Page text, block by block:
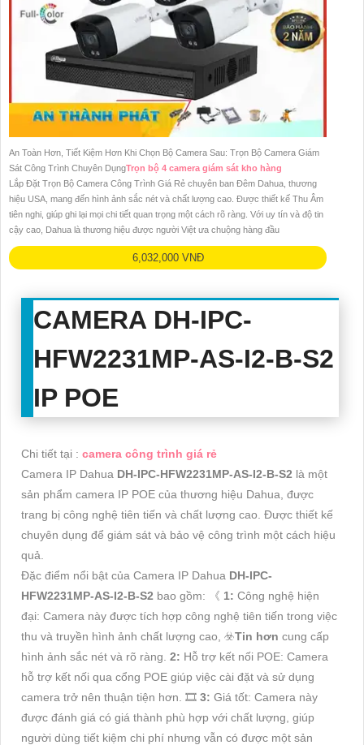
An Toàn Hơn, Tiết Kiệm Hơn Khi Chọn Bộ Camera Sau: Trọn Bộ Camera Giám
Sát Công Trình Chuyên DụngTrọn bộ 4 camera giám sát kho hàng
Lắp Đặt Trọn Bộ Camera Công Trình Giá Rẻ chuyên ban Đêm Dahua, thương
hiệu USA, mang đến hình ảnh sắc nét và chất lượng cao. Được thiết kế Thu Âm
tiên nghi, giúp ghi lại mọi chi tiết quan trọng một cách rõ ràng. Với uy tín và độ tin
cậy cao, Dahua là thương hiệu được người Việt ưa chuộng hàng đầu
6,032,000 VNĐ
CAMERA DH-IPC-
HFW2231MP-AS-I2-B-S2
IP POE
Chi tiết tại : camera công trình giá rẻ
Camera IP Dahua DH-IPC-HFW2231MP-AS-I2-B-S2 là một
sản phẩm camera IP POE của thương hiệu Dahua, được
trang bị công nghệ tiên tiến và chất lượng cao. Được thiết kế
chuyên dụng để giám sát và bảo vệ công trình một cách hiệu
quả.
Đặc điểm nổi bật của Camera IP Dahua DH-IPC-
HFW2231MP-AS-I2-B-S2 bao gồm: 《 1: Công nghệ hiện
đại: Camera này được tích hợp công nghệ tiên tiến trong việc
thu và truyền hình ảnh chất lượng cao, ☣️Tin hơn cung cấp
hình ảnh sắc nét và rõ ràng. 2: Hỗ trợ kết nối POE: Camera
hỗ trợ kết nối qua cổng POE giúp việc cài đặt và sử dụng
camera trở nên thuận tiện hơn. 🎞 3: Giá tốt: Camera này
được đánh giá có giá thành phù hợp với chất lượng, giúp
người dùng tiết kiệm chi phí nhưng vẫn có được một sản